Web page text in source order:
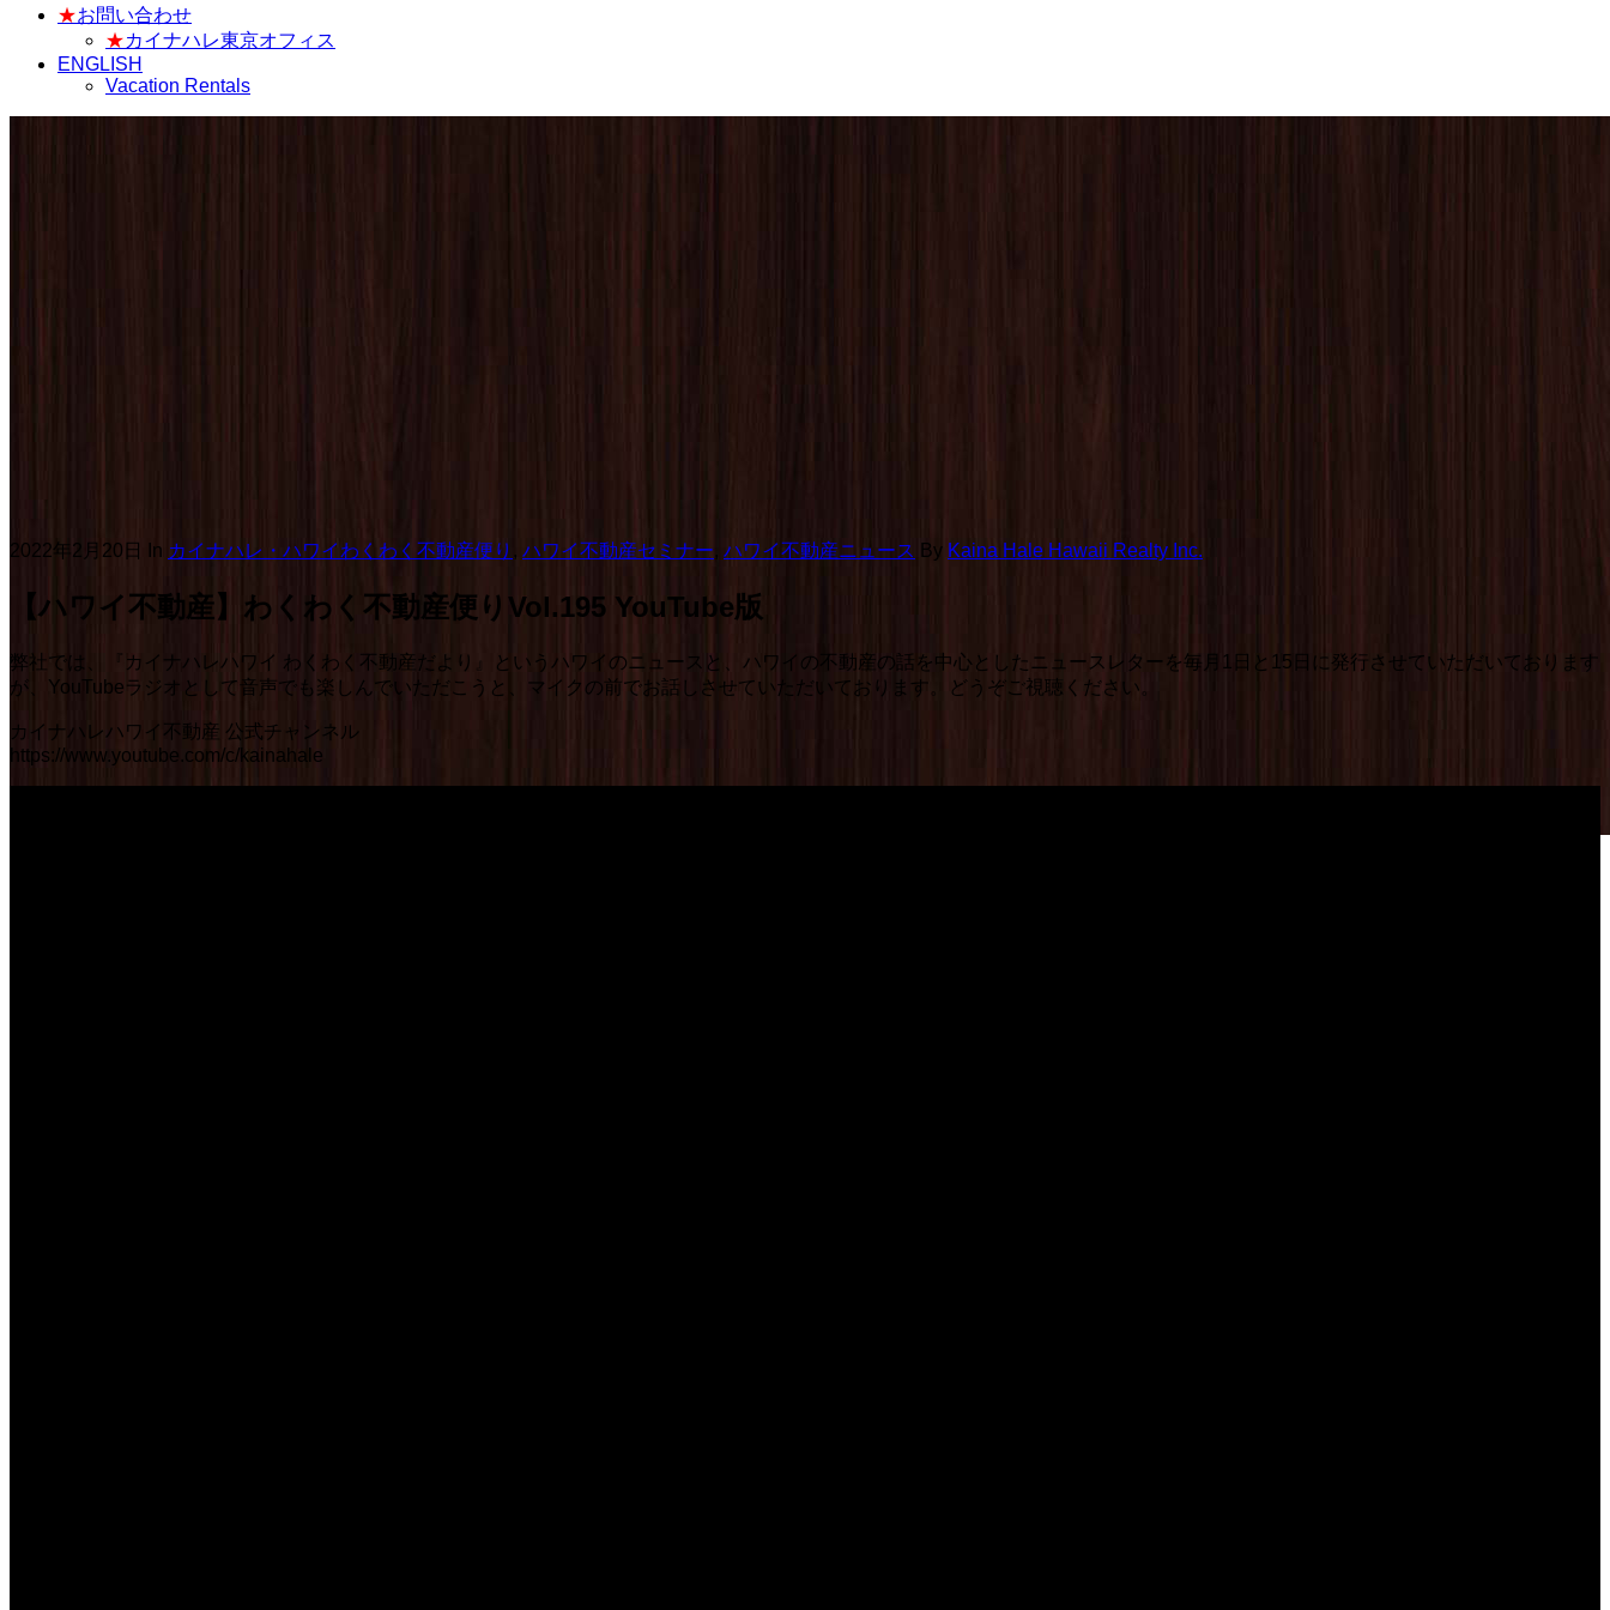
★お問い合わせ
★カイナハレ東京オフィス
ENGLISH
Vacation Rentals
2022年2月20日 In カイナハレ・ハワイわくわく不動産便り , ハワイ不動産セミナー ハワイ不動産ニュース By Kaina Hale Hawaii Realty Inc.
【ハワイ不動産】わくわく不動産便りVol.195 YouTube版
弊社では、『カイナハレハワイ わくわく不動産だより』というハワイのニュースと、ハワイの不動産の話を中心としたニュースレターを毎月1日と15日に発行させていただいております
が、YouTubeラジオとして音声でも楽しんでいただこうと、マイクの前でお話しさせていただいております。どうぞご視聴ください。
カイナハレハワイ不動産 公式チャンネル
https://www.youtube.com/c/kainahale